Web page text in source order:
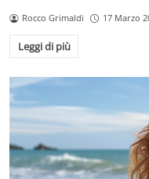
Rocco Grimaldi 17 Marzo
Leggi di più